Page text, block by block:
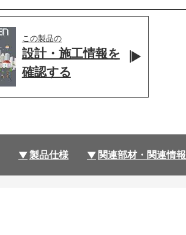
この製品の
設計・施工情報を
確認する
製品仕様 関連部材・関連情報